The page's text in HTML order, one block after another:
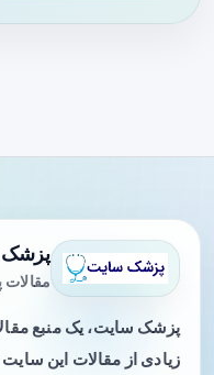
پزشک سایت، یک منبع
زیادی از مقالات این